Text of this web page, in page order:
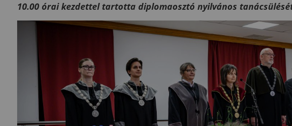
10.00 órai kezdettel tartotta diplomaosztó nyilvános